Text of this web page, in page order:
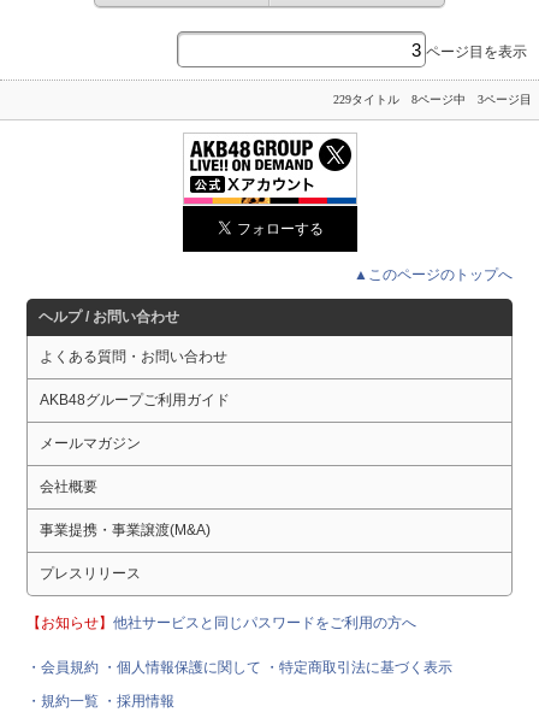
ページ目を表示
229タイトル 8ページ中 3ページ目
▲このページのトップへ
ヘルプ / お問い合わせ
よくある質問・お問い合わせ
AKB48グループご利用ガイド
メールマガジン
会社概要
事業提携・事業譲渡(M&A)
プレスリリース
【お知らせ】他社サービスと同じパスワードをご利用の方へ
・会員規約 ・個人情報保護に関して
・特定商取引法に基づく表示
・規約一覧 ・採用情報